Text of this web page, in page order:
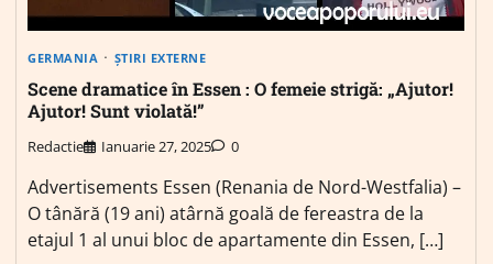
GERMANIA ȘTIRI EXTERNE
Scene dramatice în Essen : O femeie strigă: „Ajutor!
Ajutor! Sunt violată!”
Redactie Ianuarie 27, 2025 0
Advertisements Essen (Renania de Nord-Westfalia) –
O tânără (19 ani) atârnă goală de fereastra de la
etajul 1 al unui bloc de apartamente din Essen, […]